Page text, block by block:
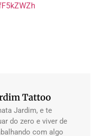
Tattoo
Jardim, e te
do zero e viver de
com algo